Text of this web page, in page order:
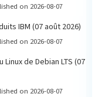
on 2026-08-07
IBM (07 août 2026)
on 2026-08-07
de Debian LTS (07
on 2026-08-07